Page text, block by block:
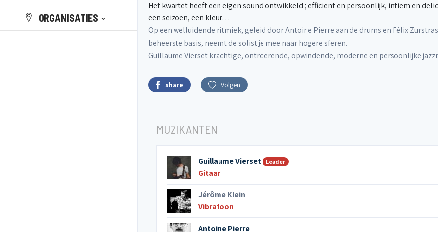
ORGANISATIES
Het kwartet heeft een eigen sound ontwikkeld ; efficiënt en persoonlijk, intiem en
een seizoen, een kleur…
Op een welluidende ritmiek, geleid door Antoine Pierre aan de drums en Félix
beheerste basis, neemt de solist je mee naar hogere sferen.
Guillaume Vierset krachtige, ontroerende, opwindende, moderne en persoonlijke
share Volgen
MUZIKANTEN
Guillaume Vierset Leader
Gitaar
Jérôme Klein
Vibrafoon
Antoine Pierre